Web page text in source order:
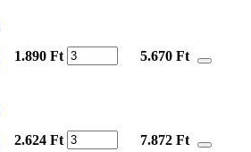
1.890 Ft 5.670 Ft
2.624 Ft 7.872 Ft